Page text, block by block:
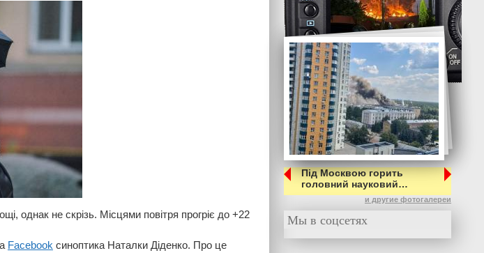
однак не скрізь. Місцями повітря прогріє до +22
Facebook синоптика Наталки Діденко. Про це
Під Москвою горить
головний науковий…
и другие фотогалереи
Мы в соцсетях